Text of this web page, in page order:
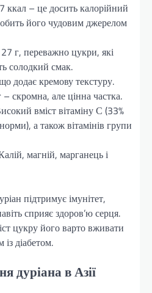
ккал – це досить калорійний
його чудовим джерелом
27 г, переважно цукри, які
солодкий смак.
додає кремову текстуру.
– скромна, але цінна частка.
вміст вітаміну С (33%
а також вітамінів групи
магній, марганець і
підтримує імунітет,
сприяє здоров’ю серця.
цукру його варто вживати
діабетом.
дуріана в Азії